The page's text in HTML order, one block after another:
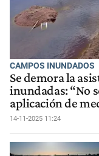
CAMPOS INUNDADOS
Se demora la
inundadas: “No
aplicación de
14-11-2025 11:24